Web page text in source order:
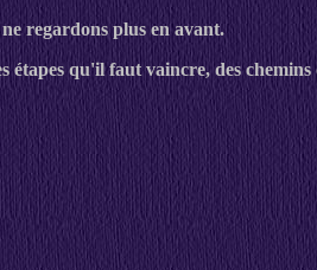
regardons plus en avant.
étapes qu'il faut vaincre, des